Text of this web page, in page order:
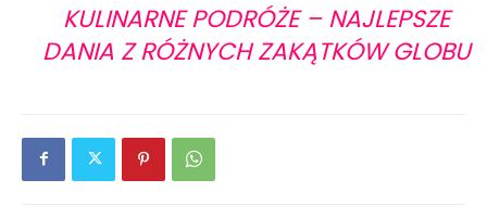
KULINARNE PODRÓŻE – NAJLEPSZE
DANIA Z RÓŻNYCH ZAKĄTKÓW GLOBU